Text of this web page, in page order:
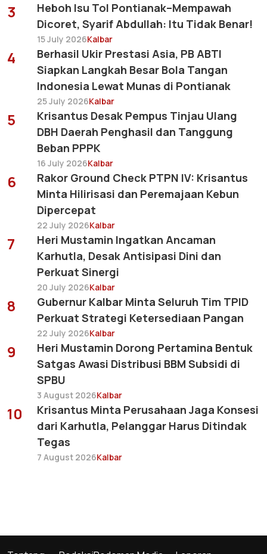
3
Heboh Isu Tol Pontianak–Mempawah
Dicoret, Syarif Abdullah: Itu Tidak Benar!
15 July 2026Kalbar
4
Berhasil Ukir Prestasi Asia, PB ABTI
Siapkan Langkah Besar Bola Tangan
Indonesia Lewat Munas di Pontianak
25 July 2026Kalbar
5
Krisantus Desak Pempus Tinjau Ulang
DBH Daerah Penghasil dan Tanggung
Beban PPPK
16 July 2026Kalbar
6
Rakor Ground Check PTPN IV: Krisantus
Minta Hilirisasi dan Peremajaan Kebun
Dipercepat
22 July 2026Kalbar
7
Heri Mustamin Ingatkan Ancaman
Karhutla, Desak Antisipasi Dini dan
Perkuat Sinergi
20 July 2026Kalbar
8
Gubernur Kalbar Minta Seluruh Tim TPID
Perkuat Strategi Ketersediaan Pangan
22 July 2026Kalbar
9
Heri Mustamin Dorong Pertamina Bentuk
Satgas Awasi Distribusi BBM Subsidi di
SPBU
3 August 2026Kalbar
10
Krisantus Minta Perusahaan Jaga Konsesi
dari Karhutla, Pelanggar Harus Ditindak
Tegas
7 August 2026Kalbar